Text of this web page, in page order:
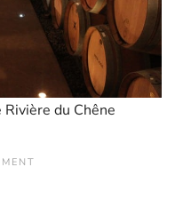
du Chêne